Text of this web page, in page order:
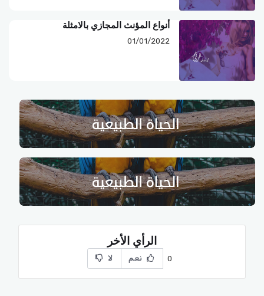
أنواع المؤنث المجازي بالامثلة
01/01/2022
الرأي الأخر
0 نعم لا